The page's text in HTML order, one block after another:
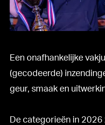
Een onafhankelijke
(gecodeerde)
geur, smaak en
De categorieën in 2026